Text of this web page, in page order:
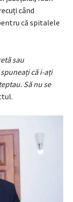
când
că spitalele
sau
că i-ați
Să nu se